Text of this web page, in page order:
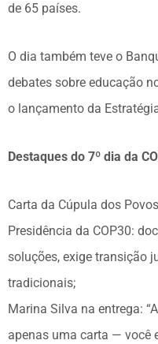
de 65 países.
O dia também teve o
debates sobre educação
o lançamento da
Destaques do 7º dia da
Carta da Cúpula dos
Presidência da COP30:
soluções, exige transição
tradicionais;
Marina Silva na entrega:
apenas uma carta — você